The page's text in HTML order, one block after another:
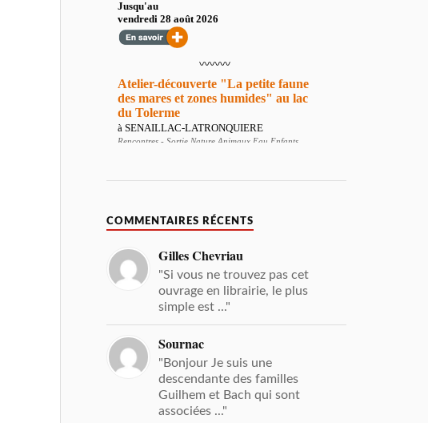
COMMENTAIRES RÉCENTS
Gilles Chevriau
"Si vous ne trouvez pas cet
ouvrage en librairie, le plus
simple est ..."
Sournac
"Bonjour Je suis une
descendante des familles
Guilhem et Bach qui sont
associées ..."